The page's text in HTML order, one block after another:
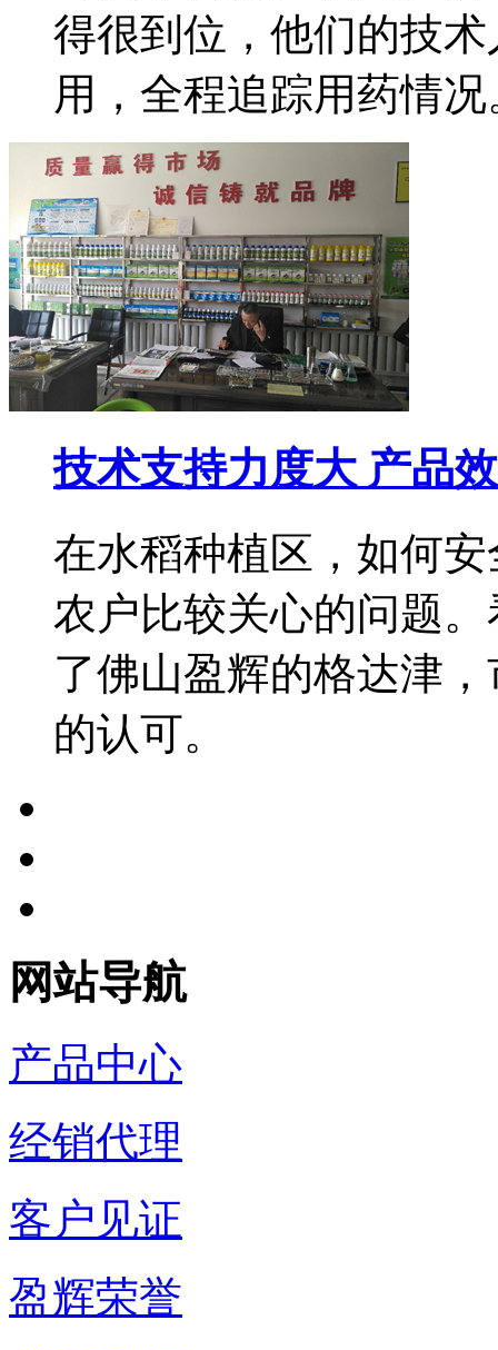
得很到位，他们的技
用，全程追踪用药情况
技术支持力度大 产品
在水稻种植区，如何
农户比较关心的问题
了佛山盈辉的格达津
的认可。
网站导航
产品中心
经销代理
客户见证
盈辉荣誉